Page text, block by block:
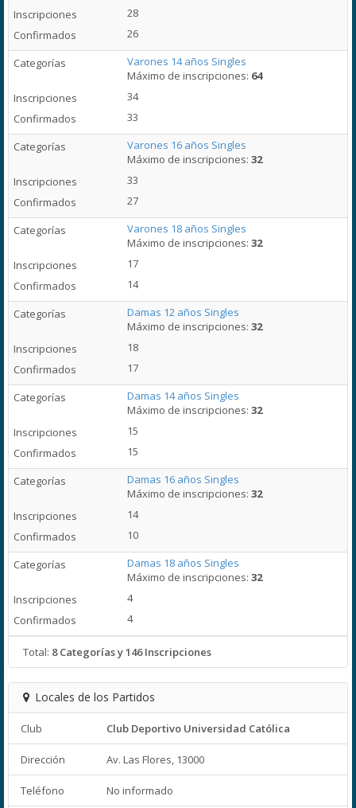
28
26
Varones 14 años Singles
Máximo de inscripciones: 64
34
33
Varones 16 años Singles
Máximo de inscripciones:32
33
27
Varones 18 años Singles
Máximo de inscripciones:32
17
14
Damas 12 años Singles
Máximo de inscripciones:32
18
17
Damas 14 años Singles
Máximo de inscripciones:32
15
15
Damas 16 años Singles
Máximo de inscripciones:32
14
10
Damas 18 años Singles
Máximo de inscripciones:32
4
4
Total: 8 Categorías y 146 Inscripciones
Locales de los Partidos
Club Club Deportivo Universidad Católica
Dirección Av. Las Flores, 13000
Teléfono No informado